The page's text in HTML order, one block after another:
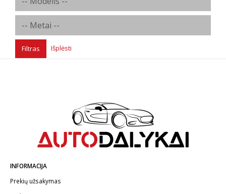
Filtras Išplėsti
INFORMACIJA
Prekių užsakymas